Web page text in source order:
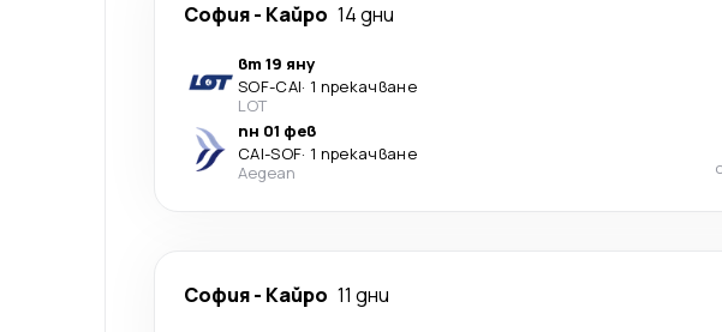
София- Кайро 14 дни
вт 19 яну
SOF-CAI· 1 прекачване
LOT
пн 01 фев
CAI-SOF· 1 прекачване
Aegean
София- Кайро 11 дни